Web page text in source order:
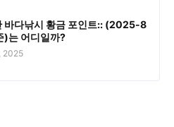
바다낚시 황금 포인트:: (2025-8
)는 어디일까?
2025